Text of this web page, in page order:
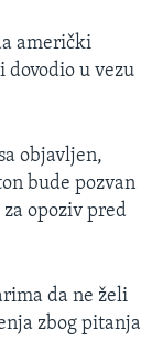
američki
u vezu
objavljen,
bude pozvan
opoziv pred
da ne želi
zbog pitanja